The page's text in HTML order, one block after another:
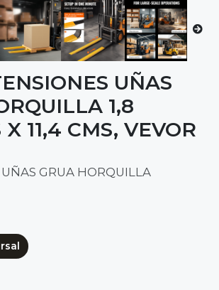
UÑAS
1,8
11,4 CMS, VEVOR
GRUA HORQUILLA